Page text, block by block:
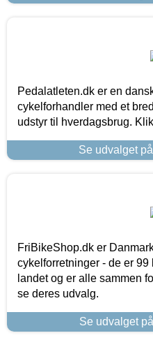
Pedalatleten.dk er en
cykelforhandler med et
udstyr til hverdagsbrug.
Se udvalget
FriBikeShop.dk er
cykelforretninger - de er
landet og er alle sammen
se deres udvalg.
Se udvalget